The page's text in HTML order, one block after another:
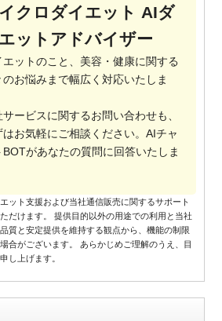
クロダイエット AIダ
ットアドバイザー
エットのこと、美容・健康に関する
のお悩みまで幅広く対応いたしま
サービスに関するお問い合わせも、
はお気軽にご相談ください。AIチャ
BOTがあなたの質問に回答いたしま
ット支援および当社通信販売に関するサポート
だけます。 提供目的以外の用途での利用と当社
質と安定提供を維持する観点から、機能の制限
合がございます。 あらかじめご理解のうえ、目
し上げます。